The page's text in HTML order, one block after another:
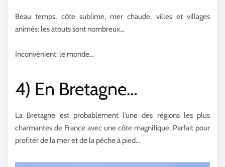
Beau temps, côte sublime, mer chaude, villes et villages
animés: les atouts sont nombreux…
Inconvénient: le monde…
4) En Bretagne…
La Bretagne est probablement l’une des régions les plus
charmantes de France avec une côte magnifique. Parfait pour
profiter de la mer et de la pêche à pied…